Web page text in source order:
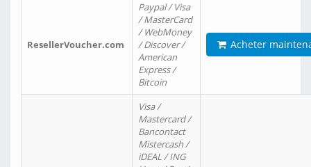
ResellerVoucher.com
Paypal / Visa
/ MasterCard
/ WebMoney
/ Discover /
American
Express /
Bitcoin
Acheter
Visa /
Mastercard /
Bancontact
Mistercash /
iDEAL / ING